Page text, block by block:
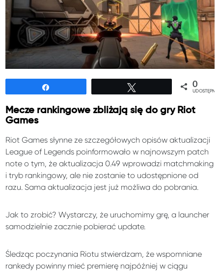
0
Mecze rankingowe zbliżają się do gry Riot
Games
Riot Games słynne ze szczegółowych opisów aktualizacji
League of Legends poinformowało w najnowszym patch
note o tym, że aktualizacja 0.49 wprowadzi matchmaking
i tryb rankingowy, ale nie zostanie to udostępnione od
razu. Sama aktualizacja jest już możliwa do pobrania.
Jak to zrobić? Wystarczy, że uruchomimy grę, a launcher
samodzielnie zacznie pobierać update.
Śledząc poczynania Riotu stwierdzam, że wspomniane
rankedy powinny mieć premierę najpóźniej w ciągu